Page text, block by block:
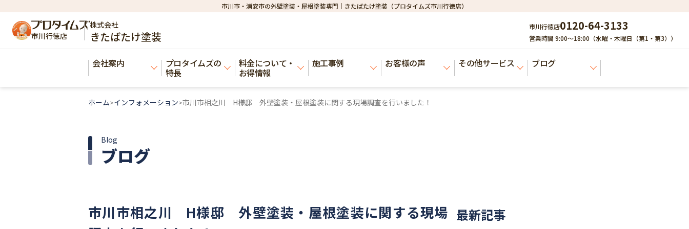
市川市・浦安市の外壁塗装・屋根塗装専門｜きたばたけ塗装（プロタイムズ市川行徳店）
市川行徳店
株式会社
きたばたけ塗装
市川行徳店0120-64-3133
営業時間 9:00～18:00（水曜・木曜日（第1・第3））
会社案内 プロタイムズの
特長
料金について・
お得情報
施工事例 お客様の声 その他サービス ブログ
ホーム>インフォメーション>市川市相之川 H様邸 外壁塗装・屋根塗装に関する現場調査を行いました！
ブログ
Blog
市川市相之川 H様邸 外壁塗装・屋根塗装に関する現場 最新記事